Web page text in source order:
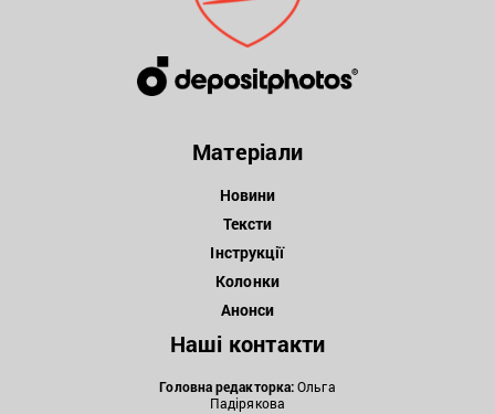
Матеріали
Новини
Тексти
Інструкції
Колонки
Анонси
Наші контакти
Головна редакторка:Ольга
Падірякова